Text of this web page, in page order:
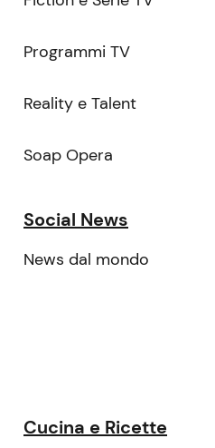
Programmi TV
Reality e Talent
Soap Opera
Social News
News dal mondo
Cucina e Ricette